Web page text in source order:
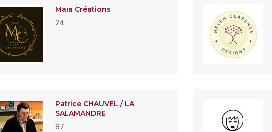
Mara Créations
24
Patrice CHAUVEL / LA
SALAMANDRE
87